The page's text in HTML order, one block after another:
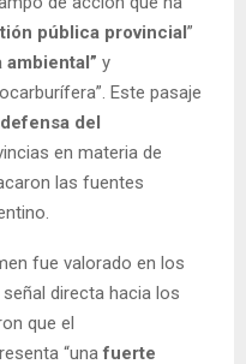
pública provincial”
y
Este pasaje
defensa del
en materia de
las fuentes
fue valorado en los
directa hacia los
que el
“unafuerte